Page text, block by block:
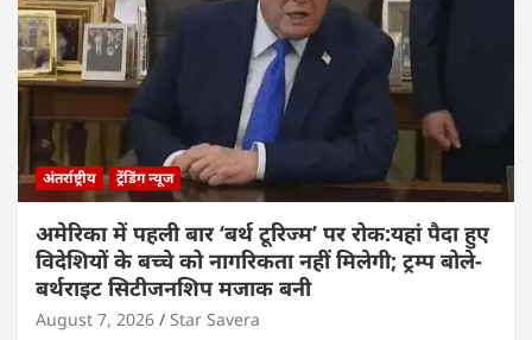
अंतर्राष्ट्रीय ट्रेंडिंग न्यूज
अमेरिका में पहली बार ‘बर्थ टूरिज्म’ पर रोक:यहां पैदा हुए
विदेशियों के बच्चे को नागरिकता नहीं मिलेगी; ट्रम्प बोले-
बर्थराइट सिटीजनशिप मजाक बनी
August 7, 2026 Star Savera